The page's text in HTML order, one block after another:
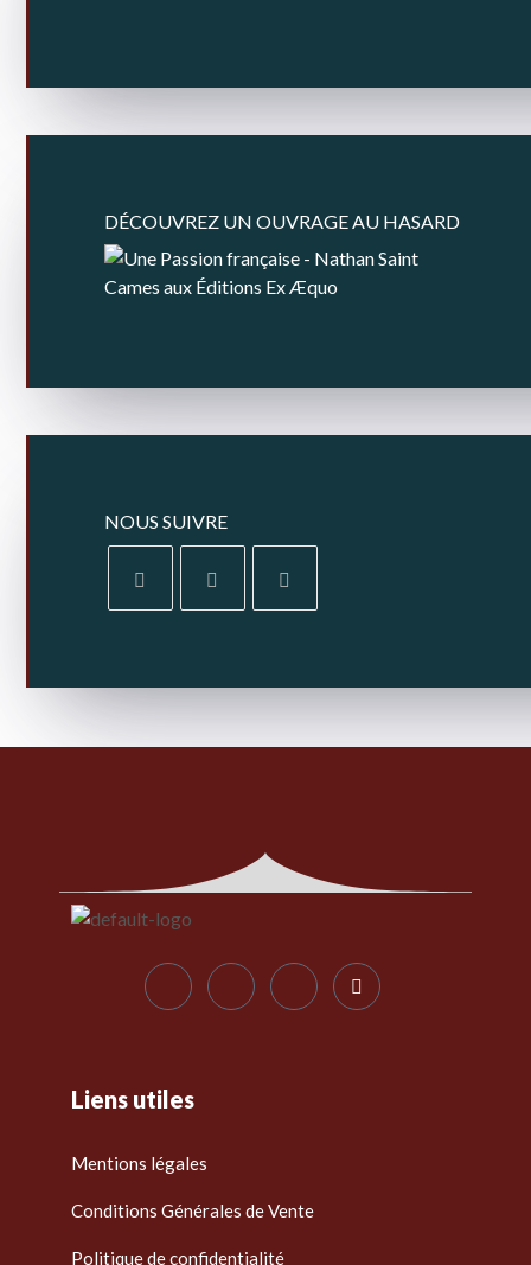
DÉCOUVREZ UN OUVRAGE AU HASARD
NOUS SUIVRE
Liens utiles
Mentions légales
Conditions Générales de Vente
Politique de confidentialité